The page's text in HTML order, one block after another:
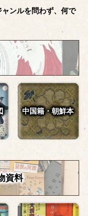
ンルを問わず、何で
中国籍・朝鮮本
資料